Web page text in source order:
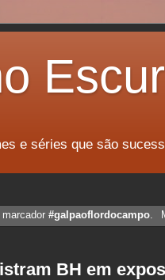
e séries que são
marcador#galpaoflordocampo.
BH em